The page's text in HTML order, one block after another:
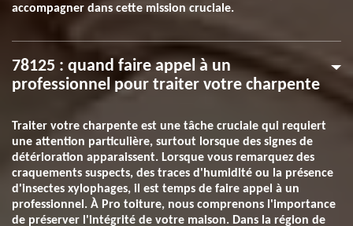
accompagner dans cette mission cruciale.
78125 : quand faire appel à un
professionnel pour traiter votre charpente
Traiter votre charpente est une tâche cruciale qui requiert
une attention particulière, surtout lorsque des signes de
détérioration apparaissent. Lorsque vous remarquez des
craquements suspects, des traces d'humidité ou la présence
d'insectes xylophages, il est temps de faire appel à un
professionnel. À Pro toiture, nous comprenons l'importance
de préserver l'intégrité de votre maison. Dans la région de